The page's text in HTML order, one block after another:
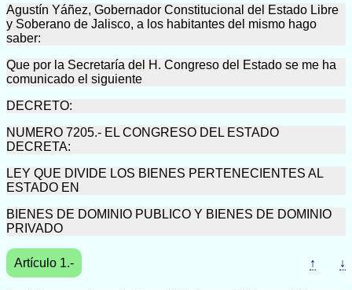
Agustín Yáñez, Gobernador Constitucional del Estado Libre
y Soberano de Jalisco, a los habitantes del mismo hago
saber:
Que por la Secretaría del H. Congreso del Estado se me ha
comunicado el siguiente
DECRETO:
NUMERO 7205.- EL CONGRESO DEL ESTADO
DECRETA:
LEY QUE DIVIDE LOS BIENES PERTENECIENTES AL
ESTADO EN
BIENES DE DOMINIO PUBLICO Y BIENES DE DOMINIO
PRIVADO
Artículo 1.- ↑ ↓